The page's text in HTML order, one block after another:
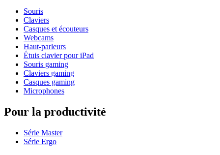
Souris
Claviers
Casques et écouteurs
Webcams
Haut-parleurs
Étuis clavier pour iPad
Souris gaming
Claviers gaming
Casques gaming
Microphones
Pour la productivité
Série Master
Série Ergo